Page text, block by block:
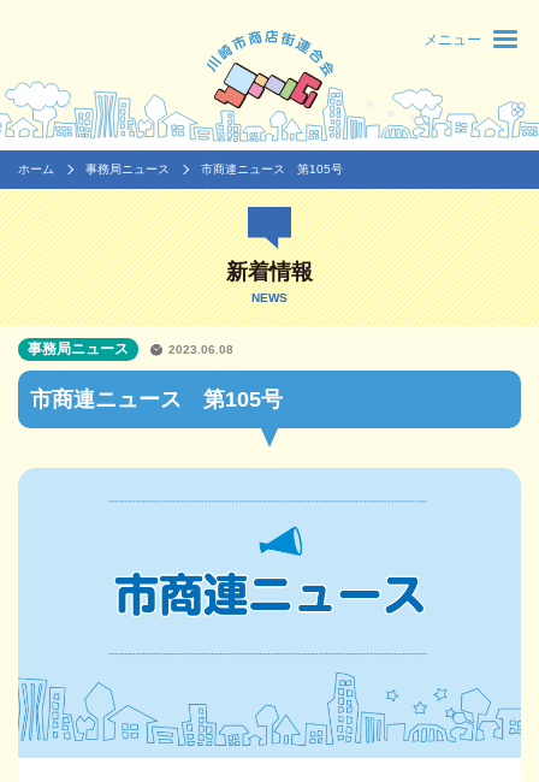
メニュー
ホーム 事務局ニュース 市商連ニュース 第105号
新着情報
NEWS
市商連ニュース 第105号
事務局ニュース 2023.06.08